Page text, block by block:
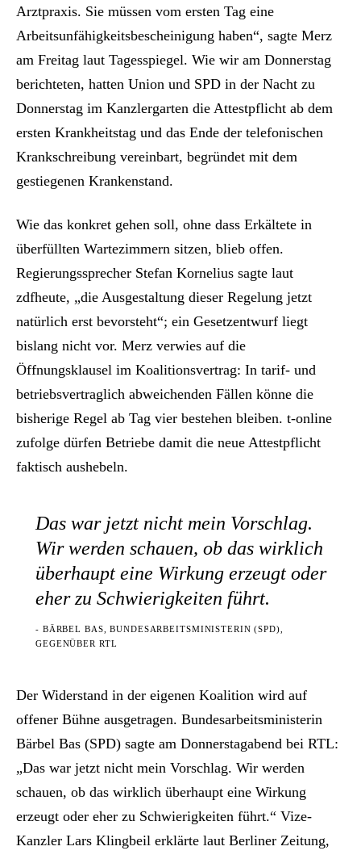
Arztpraxis. Sie müssen vom ersten Tag eine
Arbeitsunfähigkeitsbescheinigung haben“, sagte Merz
am Freitag laut Tagesspiegel. Wie wir am Donnerstag
berichteten, hatten Union und SPD in der Nacht zu
Donnerstag im Kanzlergarten die Attestpflicht ab dem
ersten Krankheitstag und das Ende der telefonischen
Krankschreibung vereinbart, begründet mit dem
gestiegenen Krankenstand.
Wie das konkret gehen soll, ohne dass Erkältete in
überfüllten Wartezimmern sitzen, blieb offen.
Regierungssprecher Stefan Kornelius sagte laut
zdfheute, „die Ausgestaltung dieser Regelung jetzt
natürlich erst bevorsteht“; ein Gesetzentwurf liegt
bislang nicht vor. Merz verwies auf die
Öffnungsklausel im Koalitionsvertrag: In tarif- und
betriebsvertraglich abweichenden Fällen könne die
bisherige Regel ab Tag vier bestehen bleiben. t-online
zufolge dürfen Betriebe damit die neue Attestpflicht
faktisch aushebeln.
Das war jetzt nicht mein Vorschlag.
Wir werden schauen, ob das wirklich
überhaupt eine Wirkung erzeugt oder
eher zu Schwierigkeiten führt.
- BÄRBEL BAS, BUNDESARBEITSMINISTERIN (SPD),
GEGENÜBER RTL
Der Widerstand in der eigenen Koalition wird auf
offener Bühne ausgetragen. Bundesarbeitsministerin
Bärbel Bas (SPD) sagte am Donnerstagabend bei RTL:
„Das war jetzt nicht mein Vorschlag. Wir werden
schauen, ob das wirklich überhaupt eine Wirkung
erzeugt oder eher zu Schwierigkeiten führt.“ Vize-
Kanzler Lars Klingbeil erklärte laut Berliner Zeitung,